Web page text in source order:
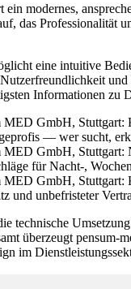
ein modernes,
das
eine intuitive
Informationen zu
— wer sucht,
für Nacht-,
und unbefristeter
technische
überzeugt
im